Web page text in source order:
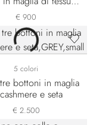
misto lana e seta
€ 900
5 colori
bottoni in maglia
e seta
€ 2.500